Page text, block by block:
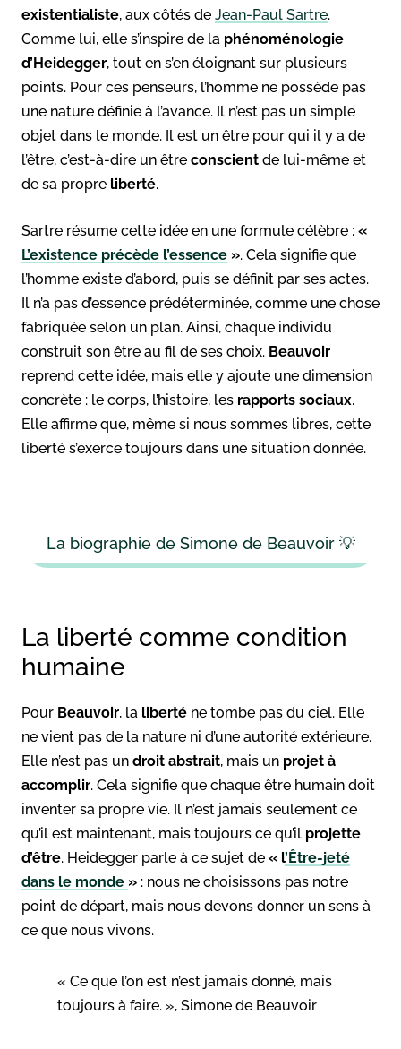
existentialiste, aux côtés de Jean-Paul Sartre.
Comme lui, elle s’inspire de la phénoménologie
d’Heidegger, tout en s’en éloignant sur plusieurs
points. Pour ces penseurs, l’homme ne possède pas
une nature définie à l’avance. Il n’est pas un simple
objet dans le monde. Il est un être pour qui il y a de
l’être, c’est-à-dire un être conscient de lui-même et
de sa propre liberté.
Sartre résume cette idée en une formule célèbre : «
L’existence précède l’essence ». Cela signifie que
l’homme existe d’abord, puis se définit par ses actes.
Il n’a pas d’essence prédéterminée, comme une chose
fabriquée selon un plan. Ainsi, chaque individu
construit son être au fil de ses choix. Beauvoir
reprend cette idée, mais elle y ajoute une dimension
concrète : le corps, l’histoire, les rapports sociaux.
Elle affirme que, même si nous sommes libres, cette
liberté s’exerce toujours dans une situation donnée.
La biographie de Simone de Beauvoir 💡
La liberté comme condition
humaine
Pour Beauvoir, la liberté ne tombe pas du ciel. Elle
ne vient pas de la nature ni d’une autorité extérieure.
Elle n’est pas un droit abstrait, mais un projet à
accomplir. Cela signifie que chaque être humain doit
inventer sa propre vie. Il n’est jamais seulement ce
qu’il est maintenant, mais toujours ce qu’il projette
d’être. Heidegger parle à ce sujet de « l’Être-jeté
dans le monde » : nous ne choisissons pas notre
point de départ, mais nous devons donner un sens à
ce que nous vivons.
« Ce que l’on est n’est jamais donné, mais
toujours à faire. », Simone de Beauvoir